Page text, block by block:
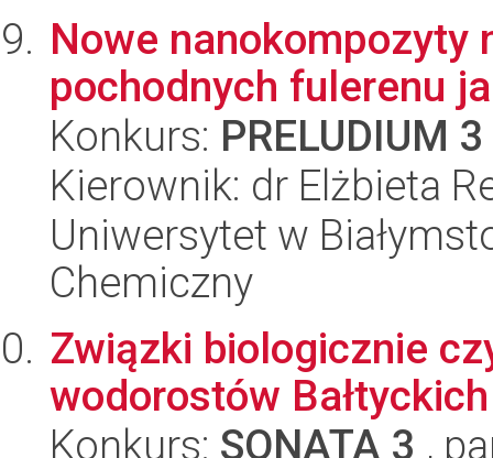
Nowe nanokompozyty
pochodnych fulerenu
Konkurs: PRELUDIUM 3
Kierownik: dr Elżbieta
Uniwersytet w
Chemiczny
Związki biologicznie
wodorostów Bałtyckich
Konkurs: SONATA 3 ,